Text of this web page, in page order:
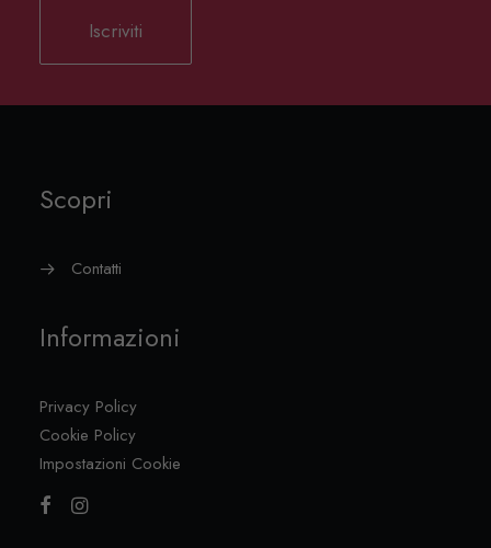
Iscriviti
Scopri
Contatti
Informazioni
Privacy Policy
Cookie Policy
Impostazioni Cookie